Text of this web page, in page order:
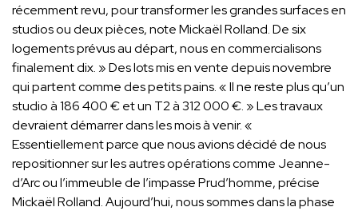
récemment revu, pour transformer les grandes surfaces en
studios ou deux pièces, note Mickaël Rolland. De six
logements prévus au départ, nous en commercialisons
finalement dix. » Des lots mis en vente depuis novembre
qui partent comme des petits pains. « Il ne reste plus qu’un
studio à 186 400 € et un T2 à 312 000 €. » Les travaux
devraient démarrer dans les mois à venir. «
Essentiellement parce que nous avions décidé de nous
repositionner sur les autres opérations comme Jeanne-
d’Arc ou l’immeuble de l’impasse Prud’homme, précise
Mickaël Rolland. Aujourd’hui, nous sommes dans la phase